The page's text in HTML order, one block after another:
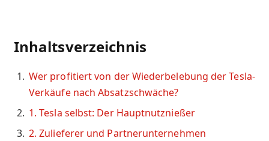
Inhaltsverzeichnis
Wer profitiert von der Wiederbelebung der Tesla-
Verkäufe nach Absatzschwäche?
1. Tesla selbst: Der Hauptnutznießer
2. Zulieferer und Partnerunternehmen